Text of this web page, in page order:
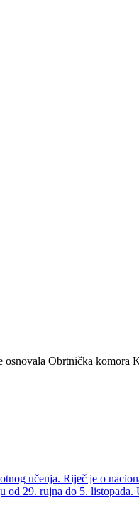
Obrtnička
učenja. Riječ je o
29. rujna do 5.